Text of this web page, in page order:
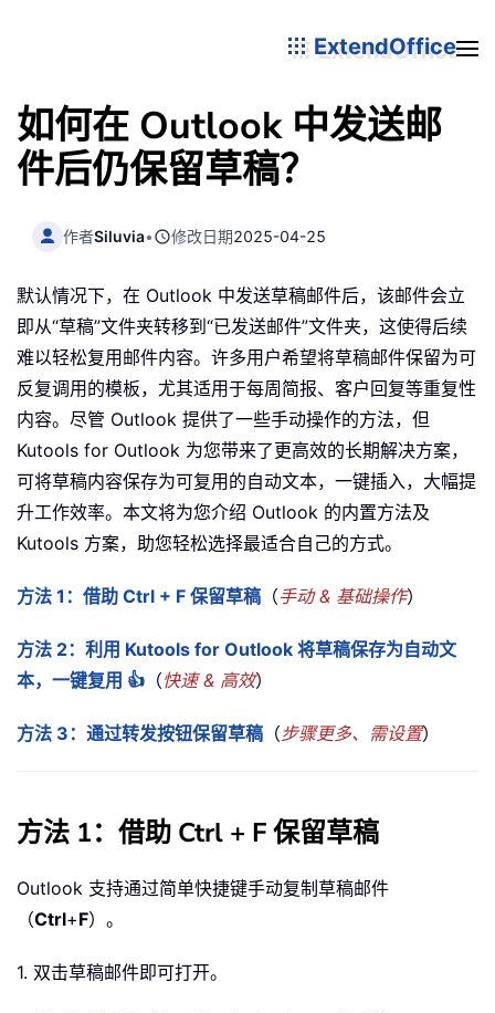
ExtendOffice
如何在 Outlook 中发送邮
件后仍保留草稿？
作者Siluvia• 修改日期2025-04-25
默认情况下，在 Outlook 中发送草稿邮件后，该邮件会立
即从“草稿”文件夹转移到“已发送邮件”文件夹，这使得后续
难以轻松复用邮件内容。许多用户希望将草稿邮件保留为可
反复调用的模板，尤其适用于每周简报、客户回复等重复性
内容。尽管 Outlook 提供了一些手动操作的方法，但
Kutools for Outlook 为您带来了更高效的长期解决方案，
可将草稿内容保存为可复用的自动文本，一键插入，大幅提
升工作效率。本文将为您介绍 Outlook 的内置方法及
Kutools 方案，助您轻松选择最适合自己的方式。
方法 1：借助 Ctrl + F 保留草稿 （手动 & 基础操作）
方法 2：利用 Kutools for Outlook 将草稿保存为自动文
本，一键复用 👍 （快速 & 高效）
方法 3：通过转发按钮保留草稿 （步骤更多、需设置）
方法 1：借助 Ctrl + F 保留草稿
Outlook 支持通过简单快捷键手动复制草稿邮件
（Ctrl+F）。
1. 双击草稿邮件即可打开。